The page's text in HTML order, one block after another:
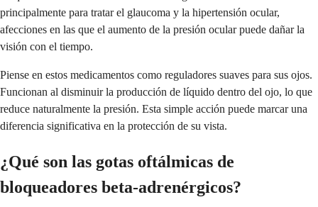
principalmente para tratar el glaucoma y la hipertensión ocular,
afecciones en las que el aumento de la presión ocular puede dañar la
visión con el tiempo.
Piense en estos medicamentos como reguladores suaves para sus ojos.
Funcionan al disminuir la producción de líquido dentro del ojo, lo que
reduce naturalmente la presión. Esta simple acción puede marcar una
diferencia significativa en la protección de su vista.
¿Qué son las gotas oftálmicas de
bloqueadores beta-adrenérgicos?